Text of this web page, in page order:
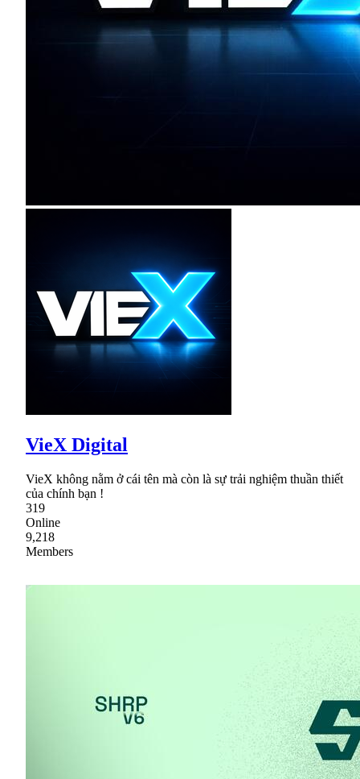
VieX Digital
VieX không nằm ở cái tên mà còn là sự trải nghiệm thuần thiết
của chính bạn !
319
Online
9,218
Members